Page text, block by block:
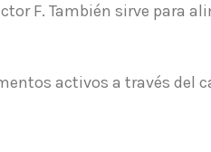
F. También sirve para
activos a través del